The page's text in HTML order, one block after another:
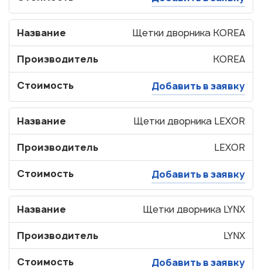
Название Щетки дворника KOREA
Производитель KOREA
Стоимость Добавить в заявку
Название Щетки дворника LEXOR
Производитель LEXOR
Стоимость Добавить в заявку
Название Щетки дворника LYNX
Производитель LYNX
Стоимость Добавить в заявку